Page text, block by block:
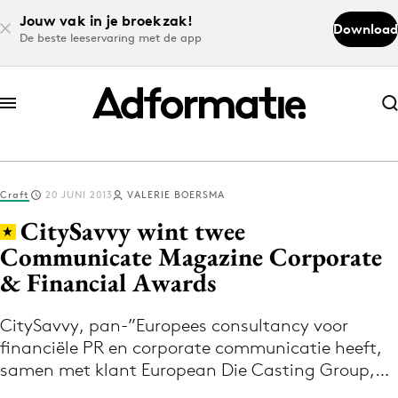
Jouw vak in je broekzak!
De beste leeservaring met de app
Download
Abonneer nu
Abonneer nu
Log in
Download de app
Volg het laatste nieuws via de Adformatie
Nieuws app
Craft 20 JUNI 2013 VALERIE BOERSMA
CitySavvy wint twee
Communicate Magazine Corporate
& Financial Awards
CitySavvy, pan-­”Europees consultancy voor
financiële PR en corporate communicatie heeft,
samen met klant European Die Casting Group,…